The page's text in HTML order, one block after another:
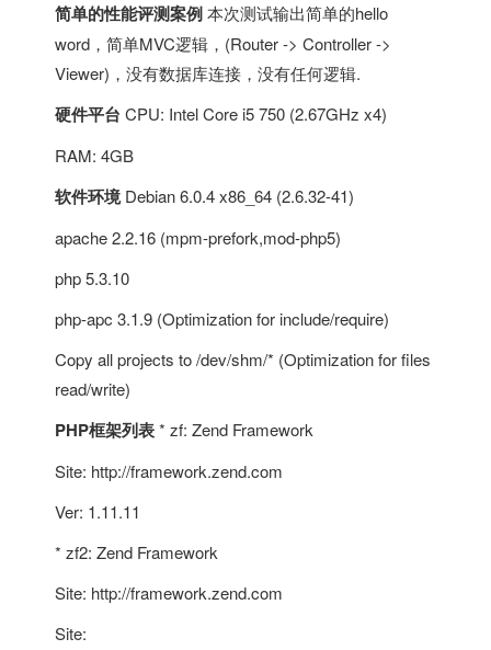
简单的性能评测案例本次测试输出简单的hello
word，简单MVC逻辑，(Router -> Controller ->
Viewer)，没有数据库连接，没有任何逻辑.
硬件平台 CPU: Intel Core i5 750 (2.67GHz x4)
RAM: 4GB
软件环境Debian 6.0.4 x86_64 (2.6.32-41)
apache 2.2.16 (mpm-prefork,mod-php5)
php 5.3.10
php-apc 3.1.9 (Optimization for include/require)
Copy all projects to /dev/shm/* (Optimization for files
read/write)
PHP框架列表* zf: Zend Framework
Site: http://framework.zend.com
Ver: 1.11.11
* zf2: Zend Framework
Site: http://framework.zend.com
Site: